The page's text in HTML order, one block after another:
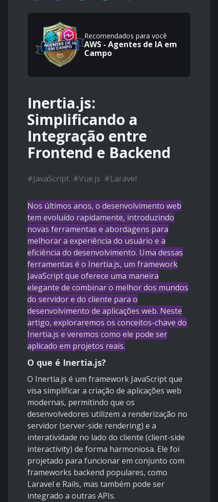
Recomendados para você
AWS - Agentes de IA em
Campo
Inertia.js:
Simplificando a
Integração entre
Frontend e Backend
#JavaScript #Vue.js #Laravel
Nos últimos anos, o desenvolvimento web
tem evoluído rapidamente, introduzindo
novas ferramentas e abordagens para
melhorar a experiência do usuário e a
eficiência do desenvolvimento. Uma dessas
ferramentas é o Inertia.js, um framework
JavaScript que oferece uma maneira
elegante de combinar o melhor dos mundos
do servidor e do cliente para o
desenvolvimento de aplicações web. Neste
artigo, exploraremos os conceitos-chave do
Inertia.js e veremos como ele pode ser
aplicado em projetos reais.
O que é Inertia.js?
O Inertia.js é um framework JavaScript que
visa simplificar a criação de aplicações web
modernas, permitindo que os
desenvolvedores utilizem a renderização no
servidor (server-side rendering) e a
interatividade no lado do cliente (client-side
interactivity) de forma harmoniosa. Ele foi
projetado para funcionar em conjunto com
frameworks backend populares, como
Laravel e Rails, mas também pode ser
integrado a outras APIs.